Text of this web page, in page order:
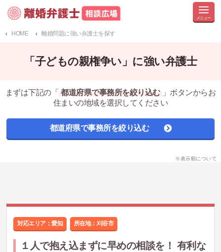
HOME 離婚問題に強い弁護士を探す
「子どもの親権争い」に強い弁護士
まずは下記の「 都道府県で事務所を絞り込む
」ボタンからお
住まいの地域を選択してください
都道府県で事務所を絞り込む
※表示順について
対応エリア：愛知 所在地： 刈谷市
１人で抱え込まずに早めの相談を！ 有利な